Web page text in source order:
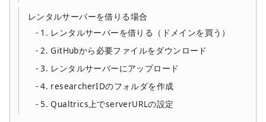
レンタルサーバーを借りる場合
1. レンタルサーバーを借りる（ドメインを買う）
2. GitHubから必要ファイルをダウンロード
3. レンタルサーバーにアップロード
4. researcherIDのフォルダを作成
5. Qualtrics上でserverURLの設定